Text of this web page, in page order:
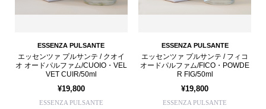
ESSENZA PULSANTE
エッセンツァ プルサンテ / クオイ
オ オードパルファム/CUOIO・VEL
VET CUIR/50ml
¥19,800
ESSENZA PULSANTE
ESSENZA PULSANTE
エッセンツァ プルサンテ / フィコ
オードパルファム/FICO・POWDE
R FIG/50ml
¥19,800
ESSENZA PULSANTE